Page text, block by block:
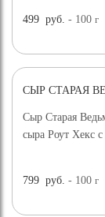
499 руб. - 100г
СЫР СТАРАЯ
Сыр Старая
сыра Роут Хекс
799 руб. - 100г